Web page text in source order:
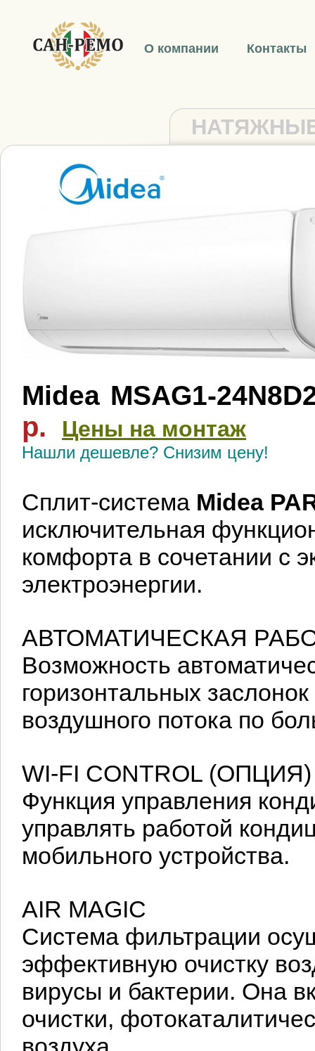
О компании Контакты
Midea MSAG1-
р. Цены на монтаж
Нашли дешевле? Снизим цену!
Сплит-системa Midea
исключительная
комфорта в сочетании с
электроэнергии.
АВТОМАТИЧЕСКАЯ
Возможность
горизонтальных
воздушного потока по
WI-FI CONTROL (ОПЦИЯ)
Функция управления
управлять работой
мобильного устройства.
AIR MAGIC
Система фильтрации
эффективную очистку
вирусы и бактерии. Она
очистки,